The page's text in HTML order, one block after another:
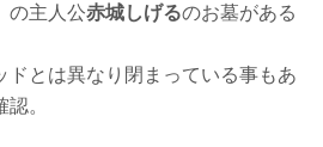
の主人公赤城しげるのお墓がある
とは異なり閉まっている事もあ
。